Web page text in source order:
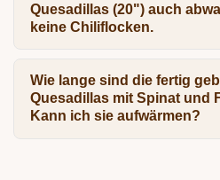
Quesadillas (20") auch
keine Chiliflocken.
Wie lange sind die fertig
Quesadillas mit Spinat und
Kann ich sie aufwärmen?